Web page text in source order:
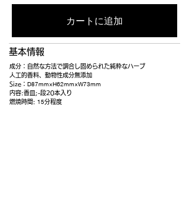
カートに追加
基本情報
成分：自然な方法で調合し固められた純粋なハーブ
人工的香料、動物性成分無添加
Size： D87mm×H62mm×W73mm
内容:香皿;-段20本入り
燃焼時間: 15分程度